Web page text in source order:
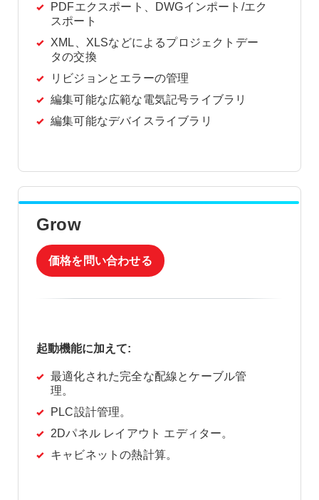
PDFエクスポート、DWGインポート/エク
スポート
XML、XLSなどによるプロジェクトデー
タの交換
リビジョンとエラーの管理
編集可能な広範な電気記号ライブラリ
編集可能なデバイスライブラリ
Grow
価格を問い合わせる
起動機能に加えて:
最適化された完全な配線とケーブル管
理。
PLC設計管理。
2Dパネル レイアウト エディター。
キャビネットの熱計算。